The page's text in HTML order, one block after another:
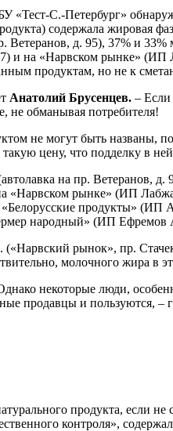
С.-Петербург»
содержала жировая
Ветеранов, д. 95), 37% и
и на «Нарвском рынке» (ИП
продуктам, но не к
Анатолий Брусенцев. – Если
не обманывая потребителя!
не могут быть названы,
цену, что подделку в
на пр. Ветеранов, д.
«Нарвском рынке» (ИП
продукты» (ИП
народный» (ИП
рынок», пр.
молочного жира в
некоторые люди,
продавцы и пользуются, –
продукта, если
контроля»,